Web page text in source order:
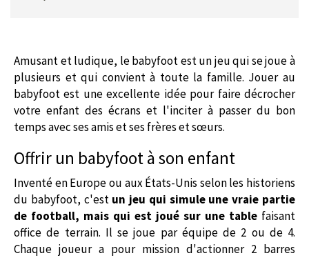
Amusant et ludique, le babyfoot est un jeu qui se joue à
plusieurs et qui convient à toute la famille. Jouer au
babyfoot est une excellente idée pour faire décrocher
votre enfant des écrans et l'inciter à passer du bon
temps avec ses amis et ses frères et sœurs.
Offrir un babyfoot à son enfant
Inventé en Europe ou aux États-Unis selon les historiens
du babyfoot, c'estun jeu qui simule une vraie partie
de football, mais qui est joué sur une table faisant
office de terrain. Il se joue par équipe de 2 ou de 4.
Chaque joueur a pour mission d'actionner 2 barres